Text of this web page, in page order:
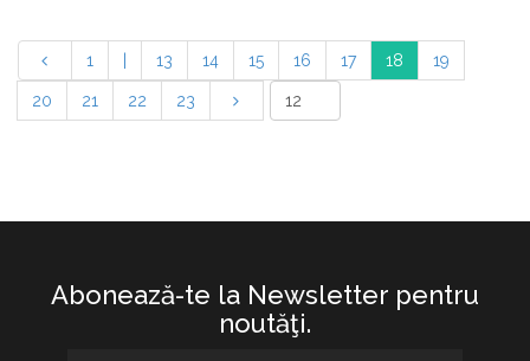
1 13 14 15 16 17 18 19
20 21 22 23
Abonează-te la Newsletter pentru
noutăţi.